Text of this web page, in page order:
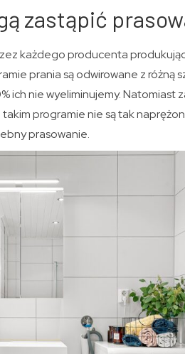
zastąpić
każdego producenta
prania są odwirowane z różną
ich nie wyeliminujemy. Natomiast
programie nie są tak
prasowanie.